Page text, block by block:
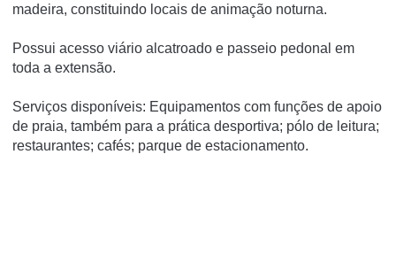
madeira, constituindo locais de animação noturna.
Possui acesso viário alcatroado e passeio pedonal em
toda a extensão.
Serviços disponíveis: Equipamentos com funções de apoio
de praia, também para a prática desportiva; pólo de leitura;
restaurantes; cafés; parque de estacionamento.